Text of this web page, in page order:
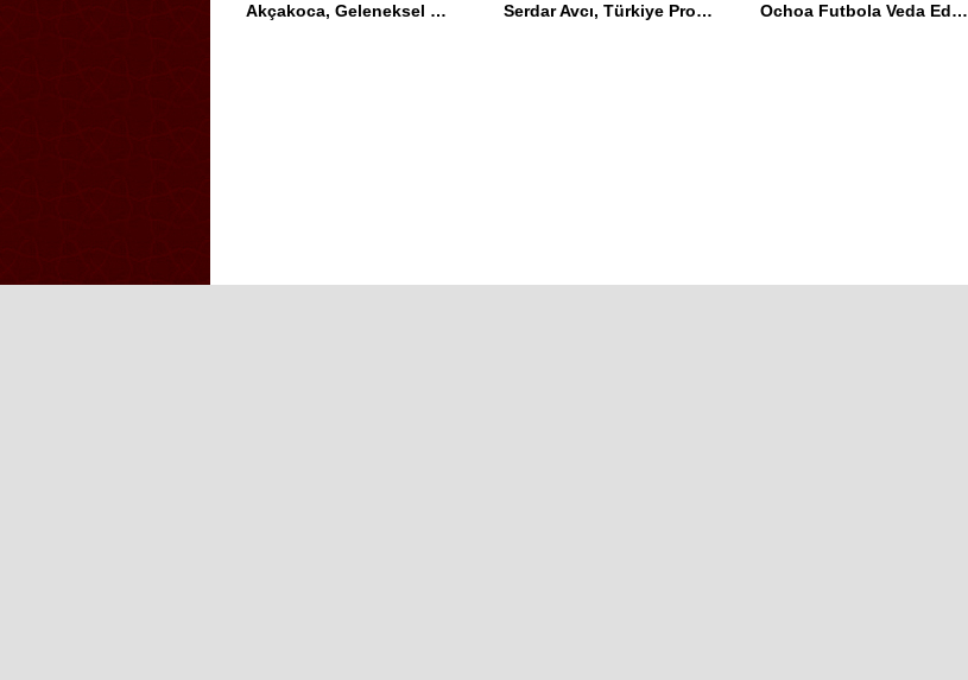
Akçakoca, Geleneksel Türk Okçuluğu Şampiyonası’na ev sahipliği yapıyor Serdar Avcı, Türkiye Profesyonel Boks Komisyonu Başkanı Seçildi Ochoa Futbola Veda Ediyor